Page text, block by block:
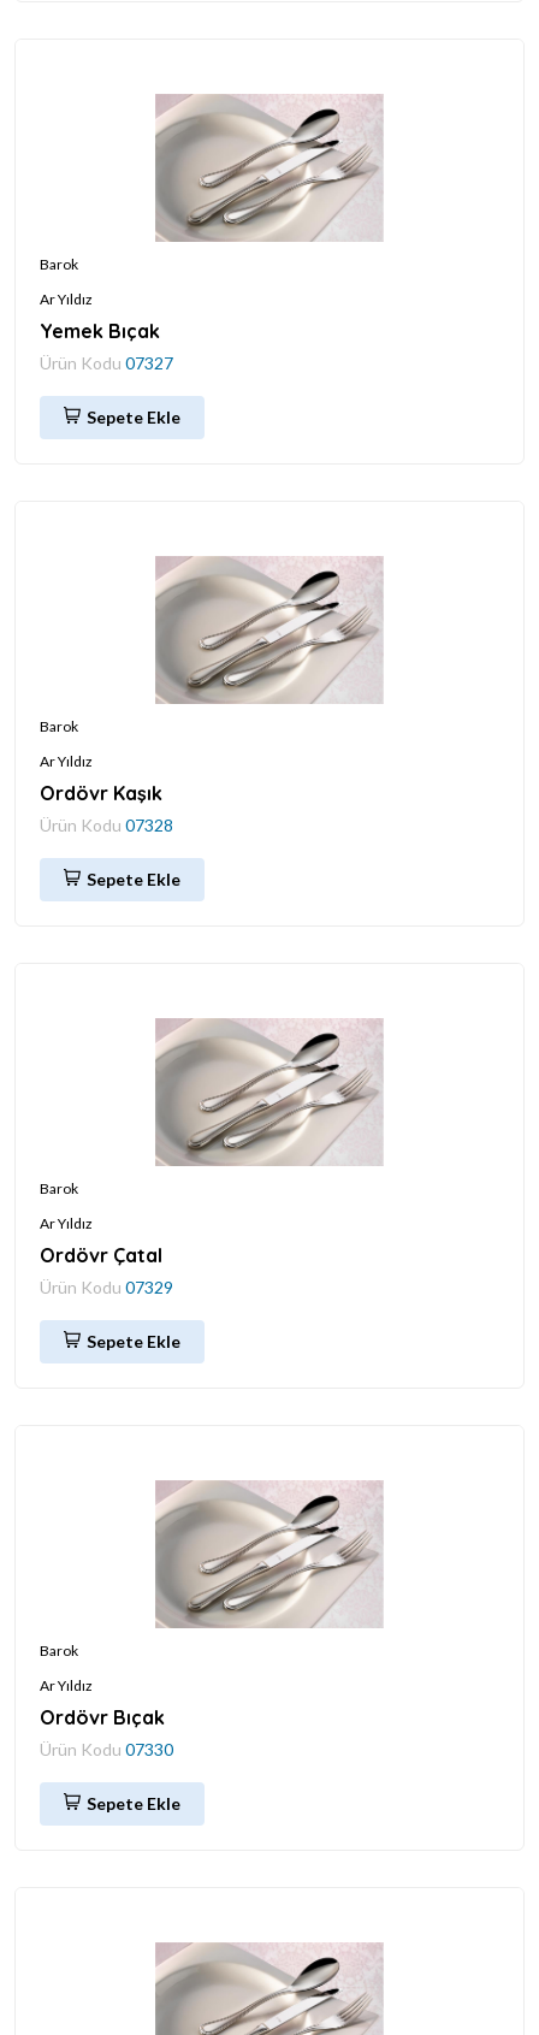
Barok
Ar Yıldız
Yemek Bıçak
Ürün Kodu 07327
Sepete Ekle
Barok
Ar Yıldız
Ordövr Kaşık
Ürün Kodu 07328
Sepete Ekle
Barok
Ar Yıldız
Ordövr Çatal
Ürün Kodu 07329
Sepete Ekle
Barok
Ar Yıldız
Ordövr Bıçak
Ürün Kodu 07330
Sepete Ekle